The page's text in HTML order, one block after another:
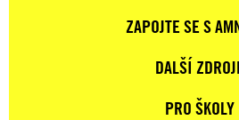
ZAPOJTE SE S
DALŠÍ
PRO ŠKOLY